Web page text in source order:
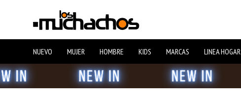
NUEVO MUJER HOMBRE KIDS MARCAS LINEA HOGAR